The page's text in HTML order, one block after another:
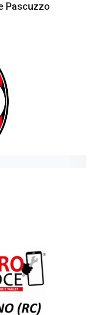
Pascuzzo